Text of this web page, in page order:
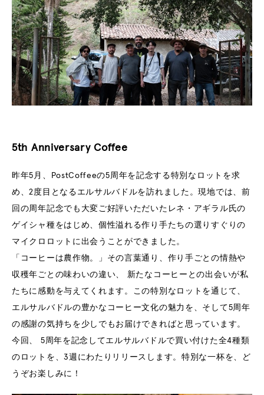
5th Anniversary Coffee
昨年5月、PostCoffeeの5周年を記念する特別なロットを求
め、2度目となるエルサルバドルを訪れました。現地では、前
回の周年記念でも大変ご好評いただいたレネ・アギラル氏の
ゲイシャ種をはじめ、個性溢れる作り手たちの選りすぐりの
マイクロロットに出会うことができました。
「コーヒーは農作物。」その言葉通り、作り手ごとの情熱や
収穫年ごとの味わいの違い、 新たなコーヒーとの出会いが私
たちに感動を与えてくれます。この特別なロットを通じて、
エルサルバドルの豊かなコーヒー文化の魅力を、そして5周年
の感謝の気持ちを少しでもお届けできればと思っています。
今回、 5周年を記念してエルサルバドルで買い付けた全4種類
のロットを、3週にわたりリリースします。特別な一杯を、ど
うぞお楽しみに！